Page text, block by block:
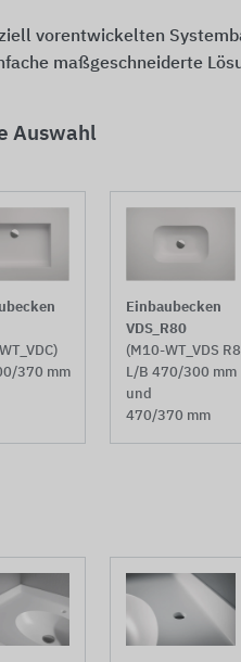
vorentwickelten
maßgeschneiderte
Auswahl
370 mm
Einbaubecken
VDS_R80
(M10-WT_VDS
L/B 470/300 mm
und
470/370 mm